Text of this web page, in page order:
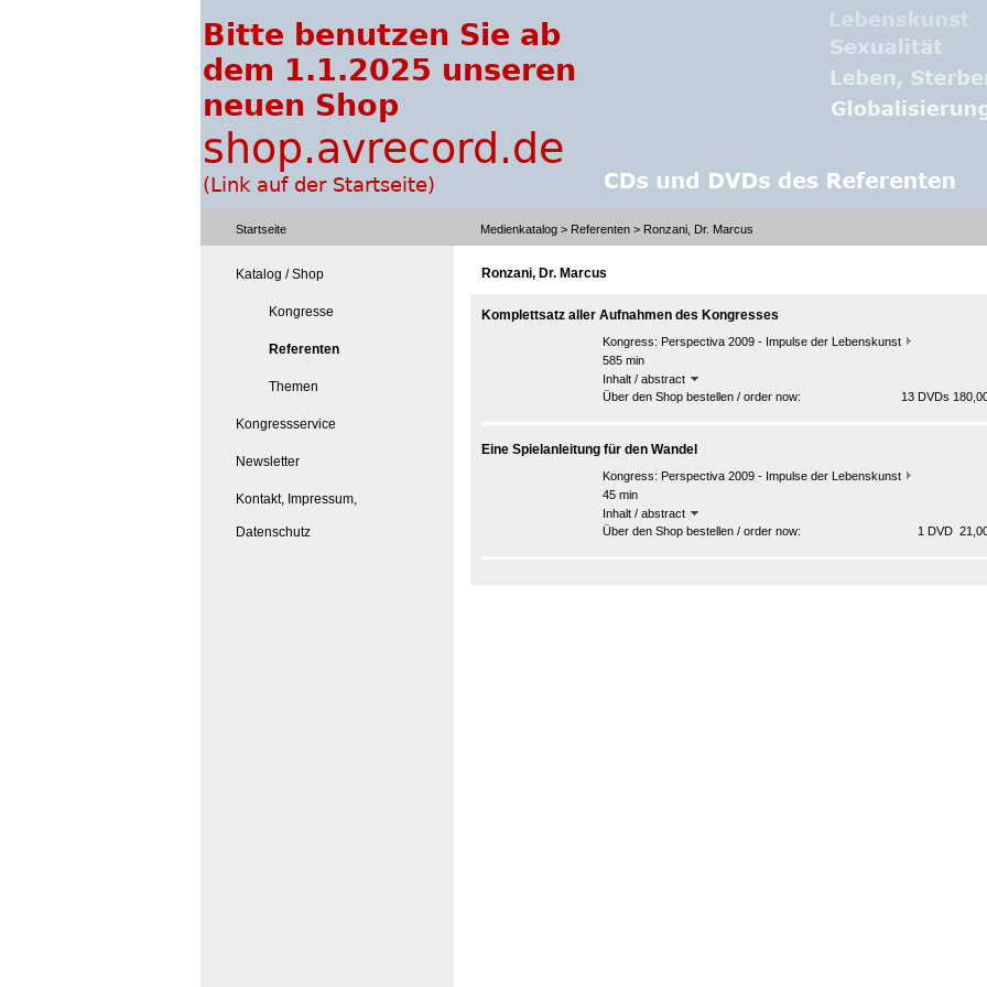
Startseite Medienkatalog > Referenten > Ronzani, Dr. Marcus
Katalog / Shop
Kongresse
Referenten
Themen
Kongressservice
Newsletter
Kontakt, Impressum,
Datenschutz
Ronzani, Dr. Marcus
Komplettsatz aller Aufnahmen des Kongresses
Kongress: Perspectiva 2009 - Impulse der Lebenskunst
585 min
Inhalt / abstract
Über den Shop bestellen / order now:
13 DVDs
Eine Spielanleitung für den Wandel
Kongress: Perspectiva 2009 - Impulse der Lebenskunst
45 min
Inhalt / abstract
Über den Shop bestellen / order now:
1 DVD